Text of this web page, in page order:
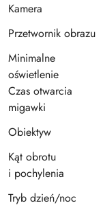
Kamera
Przetwornik obrazu
Minimalne
oświetlenie
Czas otwarcia
migawki
Obiektyw
Kąt obrotu
i pochylenia
Tryb dzień/noc